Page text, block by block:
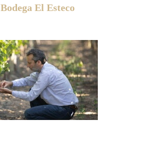
Bodega El Esteco